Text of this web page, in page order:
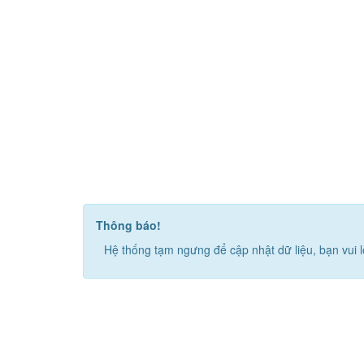
Thông báo!
Hệ thống tạm ngưng để cập nhật dữ liệu, bạn vui